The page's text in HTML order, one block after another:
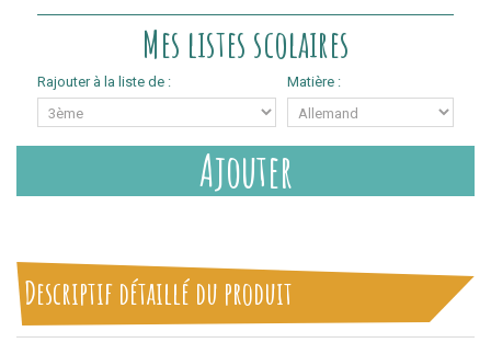
Mes listes scolaires
Rajouter à la liste de : Matière :
Ajouter
Descriptif détaillé du produit